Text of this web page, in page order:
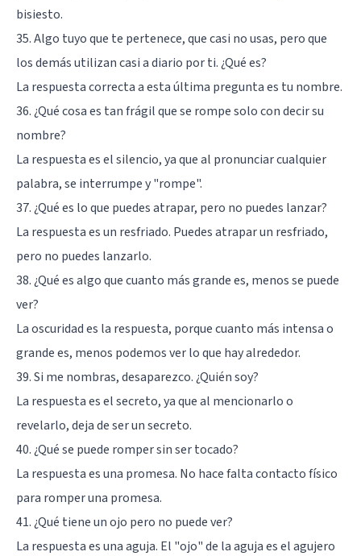
bisiesto.
35. Algo tuyo que te pertenece, que casi no usas, pero que
los demás utilizan casi a diario por ti. ¿Qué es?
La respuesta correcta a esta última pregunta es tu nombre.
36. ¿Qué cosa es tan frágil que se rompe solo con decir su
nombre?
La respuesta es el silencio, ya que al pronunciar cualquier
palabra, se interrumpe y "rompe".
37. ¿Qué es lo que puedes atrapar, pero no puedes lanzar?
La respuesta es un resfriado. Puedes atrapar un resfriado,
pero no puedes lanzarlo.
38. ¿Qué es algo que cuanto más grande es, menos se puede
ver?
La oscuridad es la respuesta, porque cuanto más intensa o
grande es, menos podemos ver lo que hay alrededor.
39. Si me nombras, desaparezco. ¿Quién soy?
La respuesta es el secreto, ya que al mencionarlo o
revelarlo, deja de ser un secreto.
40. ¿Qué se puede romper sin ser tocado?
La respuesta es una promesa. No hace falta contacto físico
para romper una promesa.
41. ¿Qué tiene un ojo pero no puede ver?
La respuesta es una aguja. El "ojo" de la aguja es el agujero